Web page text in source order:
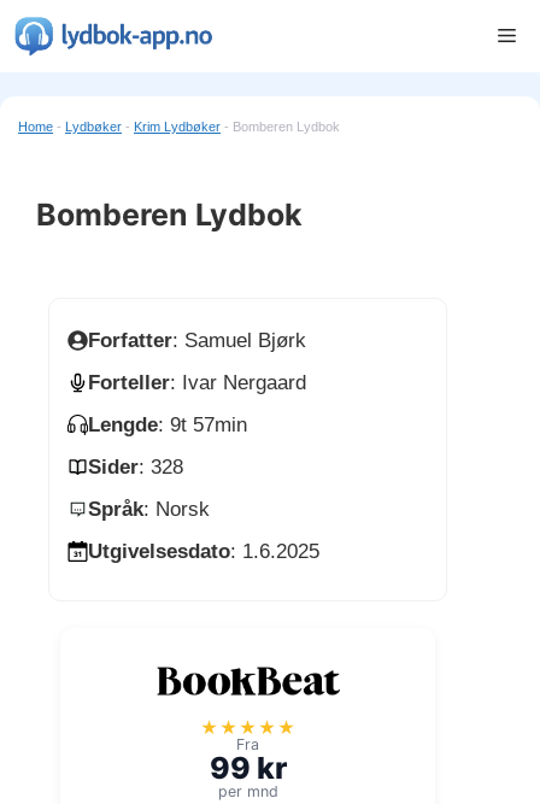
Hopp
Home - Lydbøker - Krim Lydbøker - Bomberen Lydbok
Bomberen Lydbok
Forfatter: Samuel Bjørk
Forteller: Ivar Nergaard
Lengde: 9t 57min
Sider: 328
Språk: Norsk
Utgivelsesdato: 1.6.2025
★★★★★
Fra
99 kr
per mnd